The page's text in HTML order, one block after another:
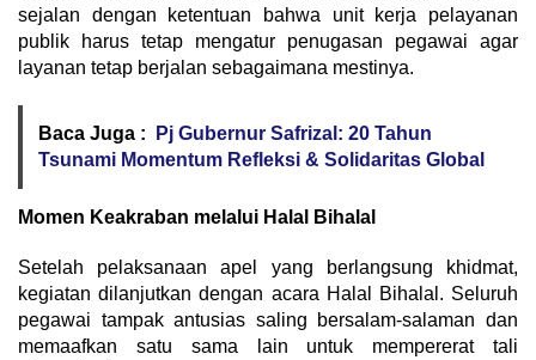
sejalan dengan ketentuan bahwa unit kerja pelayanan
publik harus tetap mengatur penugasan pegawai agar
layanan tetap berjalan sebagaimana mestinya.
Baca Juga :
Pj Gubernur Safrizal: 20 Tahun
Tsunami Momentum Refleksi & Solidaritas Global
Momen Keakraban melalui Halal Bihalal
Setelah pelaksanaan apel yang berlangsung khidmat,
kegiatan dilanjutkan dengan acara Halal Bihalal. Seluruh
pegawai tampak antusias saling bersalam-salaman dan
memaafkan satu sama lain untuk mempererat tali